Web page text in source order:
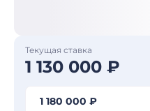
Текущая ставка
1 130 000 ₽
1 180 000 ₽